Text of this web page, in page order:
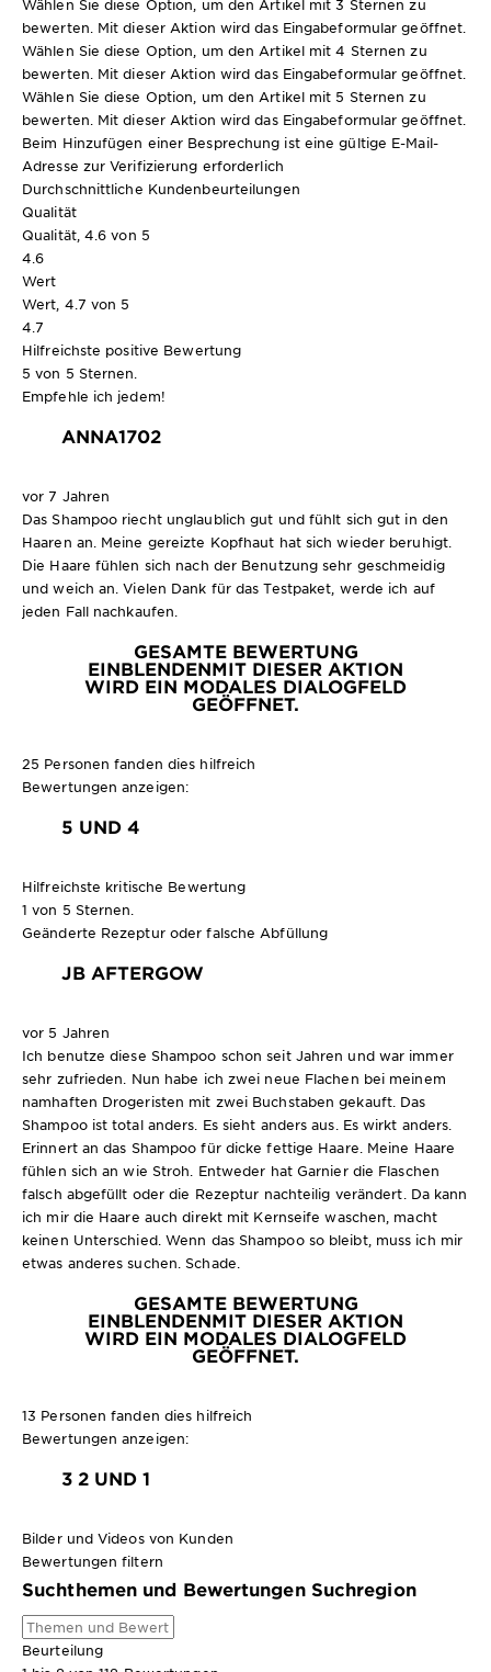
Wählen Sie diese Option, um den Artikel mit 3 Sternen zu
bewerten. Mit dieser Aktion wird das Eingabeformular geöffnet.
Wählen Sie diese Option, um den Artikel mit 4 Sternen zu
bewerten. Mit dieser Aktion wird das Eingabeformular geöffnet.
Wählen Sie diese Option, um den Artikel mit 5 Sternen zu
bewerten. Mit dieser Aktion wird das Eingabeformular geöffnet.
Beim Hinzufügen einer Besprechung ist eine gültige E-Mail-
Adresse zur Verifizierung erforderlich
Durchschnittliche Kundenbeurteilungen
Qualität
Qualität, 4.6 von 5
4.6
Wert
Wert, 4.7 von 5
4.7
Hilfreichste positive Bewertung
5 von 5 Sternen.
Empfehle ich jedem!
ANNA1702
vor 7 Jahren
Das Shampoo riecht unglaublich gut und fühlt sich gut in den
Haaren an. Meine gereizte Kopfhaut hat sich wieder beruhigt.
Die Haare fühlen sich nach der Benutzung sehr geschmeidig
und weich an. Vielen Dank für das Testpaket, werde ich auf
jeden Fall nachkaufen.
GESAMTE BEWERTUNG
EINBLENDENMIT DIESER AKTION
WIRD EIN MODALES DIALOGFELD
GEÖFFNET.
25 Personen fanden dies hilfreich
Bewertungen anzeigen:
5 UND 4
Hilfreichste kritische Bewertung
1 von 5 Sternen.
Geänderte Rezeptur oder falsche Abfüllung
JB AFTERGOW
vor 5 Jahren
Ich benutze diese Shampoo schon seit Jahren und war immer
sehr zufrieden. Nun habe ich zwei neue Flachen bei meinem
namhaften Drogeristen mit zwei Buchstaben gekauft. Das
Shampoo ist total anders. Es sieht anders aus. Es wirkt anders.
Erinnert an das Shampoo für dicke fettige Haare. Meine Haare
fühlen sich an wie Stroh. Entweder hat Garnier die Flaschen
falsch abgefüllt oder die Rezeptur nachteilig verändert. Da kann
ich mir die Haare auch direkt mit Kernseife waschen, macht
keinen Unterschied. Wenn das Shampoo so bleibt, muss ich mir
etwas anderes suchen. Schade.
GESAMTE BEWERTUNG
EINBLENDENMIT DIESER AKTION
WIRD EIN MODALES DIALOGFELD
GEÖFFNET.
13 Personen fanden dies hilfreich
Bewertungen anzeigen:
3 2 UND 1
Bilder und Videos von Kunden
Bewertungen filtern
Suchthemen und Bewertungen Suchregion
Beurteilung